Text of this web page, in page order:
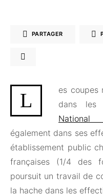
PARTAGER
L
es coupes
dans les
National
également dans ses
établissement public
françaises (1/4 des
poursuit un travail de
la hache dans les